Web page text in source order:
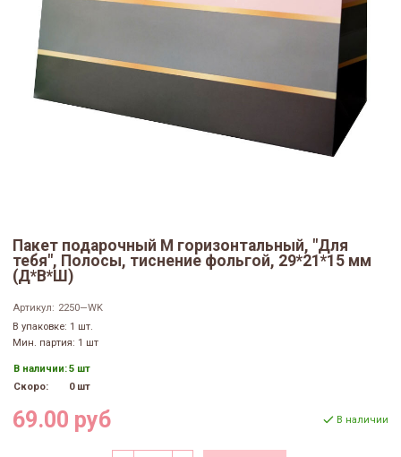
Пакет подарочный M горизонтальный, "Для
тебя", Полосы, тиснение фольгой, 29*21*15 мм
(Д*В*Ш)
Артикул: 2250—WK
В упаковке: 1 шт.
Мин. партия: 1 шт
В наличии:5 шт
Скоро:
0 шт
69.00 руб В наличии